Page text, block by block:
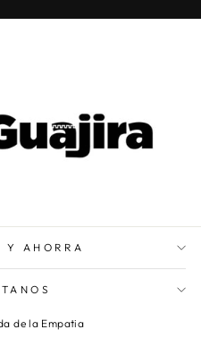
Y AHORRA
de la Empatia